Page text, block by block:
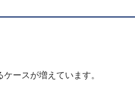
ースが増えています。